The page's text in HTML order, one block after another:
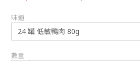
味道
數量